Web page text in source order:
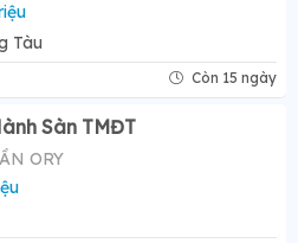
Tàu
Còn 15 ngày
Sàn TMĐT
ORY